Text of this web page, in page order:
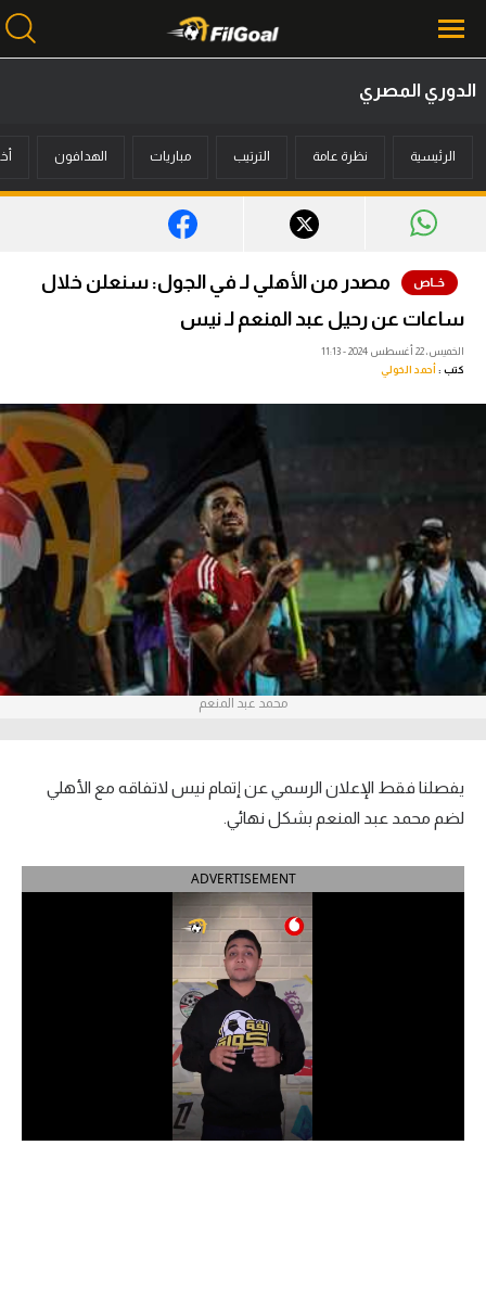
أخبار
ميركاتو
فانتازي في الجول
عدسات
آراء حرة
ركن الألعاب
بطولات
أمريكا 2026
الدوري الإسباني
الدوري الإيطالي
الدوري السعودي للمحترفين
دوري أبطال إفريقيا
الدوري المصري
الرئيسية نظرة عامة الترتيب مباريات الهدافون
مصدر من الأهلي لـ في الجول: سنعلن خلال
ساعات عن رحيل عبد المنعم لـ نيس
الخميس، 22 أغسطس 2024 - 11:13
كتب : أحمد الخولي
محمد عبد المنعم
يفصلنا فقط الإعلان الرسمي عن إتمام نيس لاتفاقه مع الأهلي
لضم محمد عبد المنعم بشكل نهائي.
ADVERTISEMENT